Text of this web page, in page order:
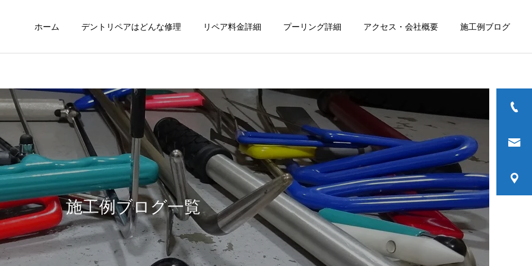
ホーム デントリペアはどんな修理 リペア料金詳細 プーリング詳細 アクセス・会社概要 施工例ブログ
施工例ブログ一覧